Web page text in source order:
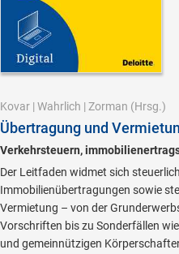
Kovar | Wahrlich | Zorman (Hrsg.)
Übertragung und
Verkehrsteuern,
Der Leitfaden widmet sich
Immobilienübertragungen sowie
Vermietung – von der
Vorschriften bis zu Sonderfällen
und gemeinnützigen